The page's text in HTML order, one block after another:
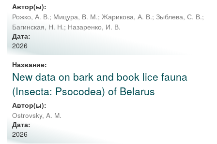
Автор(ы):
Рожко, А. В.; Мицура, В. М.; Жарикова, А. В.; Зыблева, С. В.;
Багинская, Н. Н.; Назаренко, И. В.
Дата:
2026
Название:
New data on bark and book lice fauna
(Insecta: Psocodea) of Belarus
Автор(ы):
Ostrovsky, A. M.
Дата:
2026